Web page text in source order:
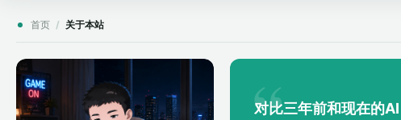
首页 / 关于本站
对比三年前和现在的AI